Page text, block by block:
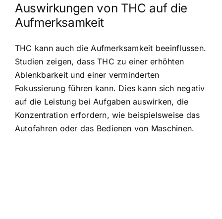
Auswirkungen von THC auf die
Aufmerksamkeit
THC kann auch die Aufmerksamkeit beeinflussen.
Studien zeigen, dass THC zu einer erhöhten
Ablenkbarkeit und einer verminderten
Fokussierung führen kann. Dies kann sich negativ
auf die Leistung bei Aufgaben auswirken, die
Konzentration erfordern, wie beispielsweise das
Autofahren oder das Bedienen von Maschinen.